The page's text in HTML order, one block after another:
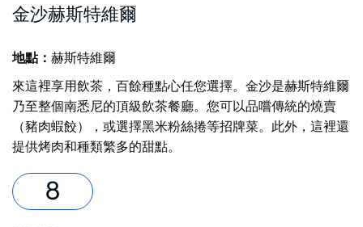
金沙赫斯特維爾
地點： 赫斯特維爾
來這裡享用飲茶，百餘種點心任您選擇。金沙是赫斯特維爾
乃至整個南悉尼的頂級飲茶餐廳。您可以品嚐傳統的燒賣
（豬肉蝦餃），或選擇黑米粉絲捲等招牌菜。此外，這裡還
提供烤肉和種類繁多的甜點。